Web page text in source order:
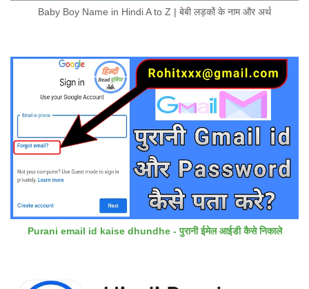
Baby Boy Name in Hindi A to Z | बेबी लड़कों के नाम और अर्थ
Purani email id kaise dhundhe - पुरानी ईमेल आईडी कैसे निकाले